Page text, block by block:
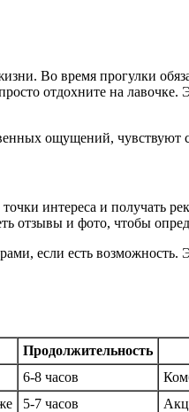
Во время прогулки
отдохните на лавочке.
ощущений, чувствуют
интереса и получать
отзывы и фото, чтобы
если есть возможность.
Продолжительность
6-8 часов
5-7 часов